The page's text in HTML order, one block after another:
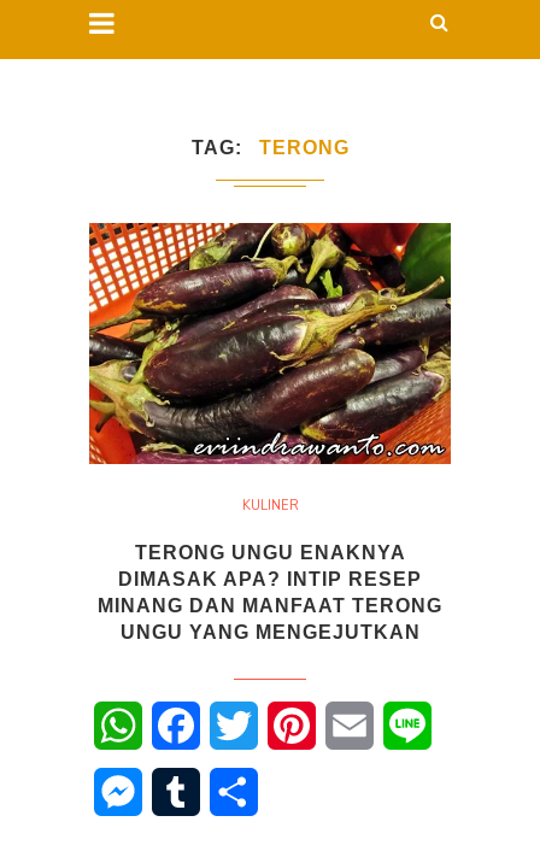
TAG TERONG
KULINER
TERONG UNGU ENAKNYA
DIMASAK APA? INTIP RESEP
MINANG DAN MANFAAT TERONG
UNGU YANG MENGEJUTKAN
WhatsAppFacebookTwitter PinterestEmail
Messenger
Tumblr